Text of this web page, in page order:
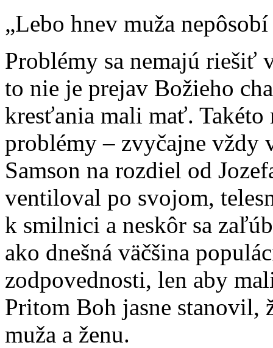
„Lebo hnev muža
Problémy sa nemajú riešiť
to nie je prejav Božieho
kresťania mali mať. Takéto
problémy – zvyčajne vždy
Samson na rozdiel od
ventiloval po svojom,
k smilnici a neskôr sa
ako dnešná väčšina
zodpovednosti, len aby
Pritom Boh jasne stanovil,
muža a ženu.